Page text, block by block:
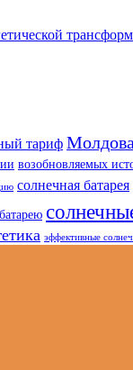
тариф Молдова
возобновляемых
солнечная батарея
эффективные